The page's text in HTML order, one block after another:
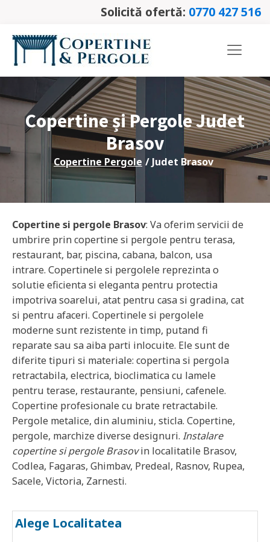
Solicită ofertă: 0770 427 516
Copertine și Pergole Judet
Brasov
Copertine Pergole / Judet Brasov
Copertine si pergole Brasov: Va oferim servicii de
umbrire prin copertine si pergole pentru terasa,
restaurant, bar, piscina, cabana, balcon, usa
intrare. Copertinele si pergolele reprezinta o
solutie eficienta si eleganta pentru protectia
impotriva soarelui, atat pentru casa si gradina, cat
si pentru afaceri. Copertinele si pergolele
moderne sunt rezistente in timp, putand fi
reparate sau sa aiba parti inlocuite. Ele sunt de
diferite tipuri si materiale: copertina si pergola
retractabila, electrica, bioclimatica cu lamele
pentru terase, restaurante, pensiuni, cafenele.
Copertine profesionale cu brate retractabile.
Pergole metalice, din aluminiu, sticla. Copertine,
pergole, marchize diverse designuri. Instalare
copertine si pergoleBrasovin localitatile Brasov,
Codlea, Fagaras, Ghimbav, Predeal, Rasnov, Rupea,
Sacele, Victoria, Zarnesti.
Alege Localitatea